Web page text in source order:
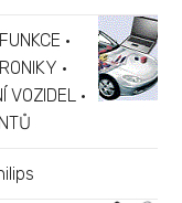
•
•
VOZIDEL •